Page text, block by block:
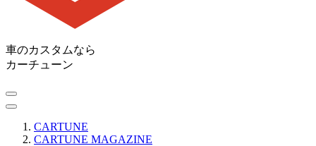
車のカスタムなら
カーチューン
CARTUNE
CARTUNE MAGAZINE